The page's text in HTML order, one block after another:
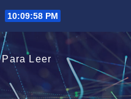
10:09:58 PM
Leer